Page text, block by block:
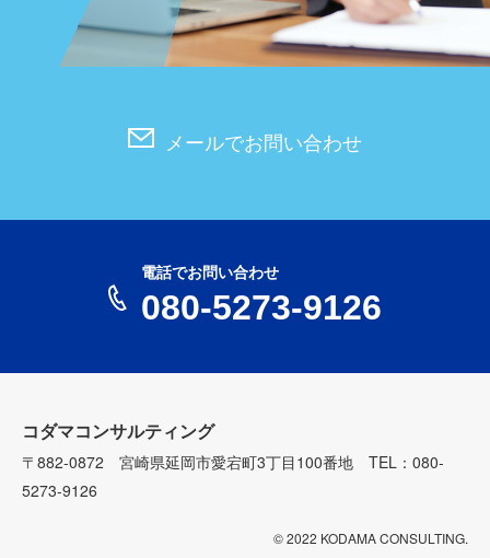
メールでお問い合わせ
電話でお問い合わせ
080-5273-9126
コダマコンサルティング
〒882-0872 宮崎県延岡市愛宕町3丁目100番地 TEL：080-
5273-9126
© 2022 KODAMA CONSULTING.